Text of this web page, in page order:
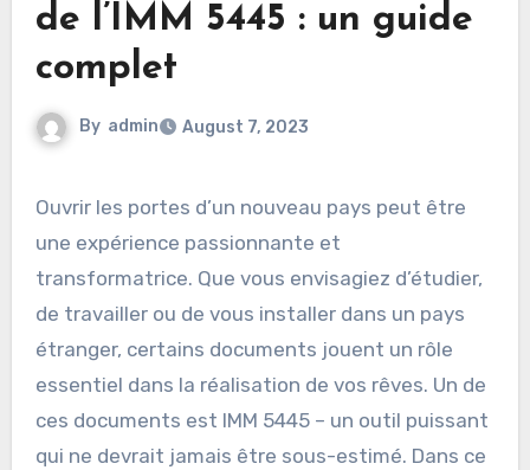
de l’IMM 5445 : un guide
complet
By admin August 7, 2023
Ouvrir les portes d’un nouveau pays peut être
une expérience passionnante et
transformatrice. Que vous envisagiez d’étudier,
de travailler ou de vous installer dans un pays
étranger, certains documents jouent un rôle
essentiel dans la réalisation de vos rêves. Un de
ces documents est IMM 5445 – un outil puissant
qui ne devrait jamais être sous-estimé. Dans ce